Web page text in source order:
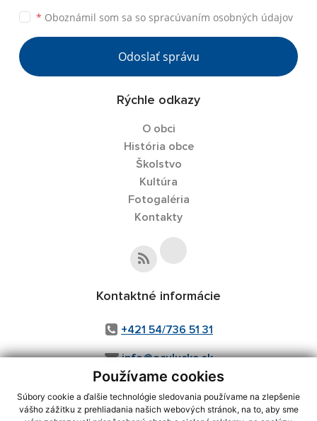
Používame cookies
Súbory cookie a ďalšie technológie sledovania používame na zlepšenie
vášho zážitku z prehliadania našich webových stránok, na to, aby sme
* Oboznámil som sa so spracúvaním osobných údajov
Odoslať správu
Rýchle odkazy
O obci
História obce
Školstvo
Kultúra
Fotogaléria
Kontakty
Kontaktné informácie
+421 54/736 51 31
info@oculucka.sk